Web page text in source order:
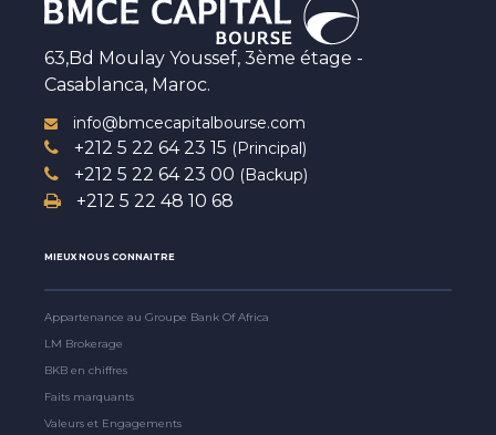
63,Bd Moulay Youssef, 3ème étage -
Casablanca, Maroc.
info@bmcecapitalbourse.com
+212 5 22 64 23 15 (Principal)
+212 5 22 64 23 00 (Backup)
+212 5 22 48 10 68
MIEUX NOUS CONNAITRE
Appartenance au Groupe Bank Of Africa
LM Brokerage
BKB en chiffres
Faits marquants
Valeurs et Engagements